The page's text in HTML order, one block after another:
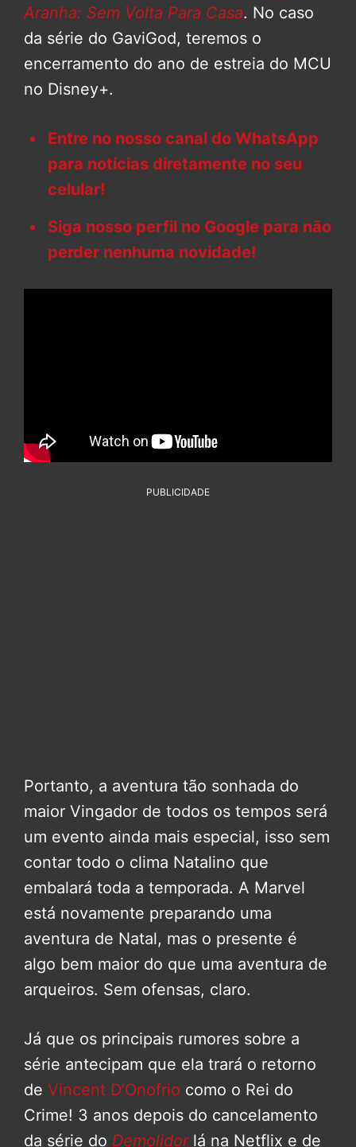
Aranha: Sem Volta Para Casa. No caso
da série do GaviGod, teremos o
encerramento do ano de estreia do MCU
no Disney+.
Entre no nosso canal do WhatsApp
para notícias diretamente no seu
celular!
Siga nosso perfil no Google para não
perder nenhuma novidade!
PUBLICIDADE
Portanto, a aventura tão sonhada do
maior Vingador de todos os tempos será
um evento ainda mais especial, isso sem
contar todo o clima Natalino que
embalará toda a temporada. A Marvel
está novamente preparando uma
aventura de Natal, mas o presente é
algo bem maior do que uma aventura de
arqueiros. Sem ofensas, claro.
Já que os principais rumores sobre a
série antecipam que ela trará o retorno
de Vincent D’Onofrio como o Rei do
Crime! 3 anos depois do cancelamento
da série do Demolidorlá na Netflix e de